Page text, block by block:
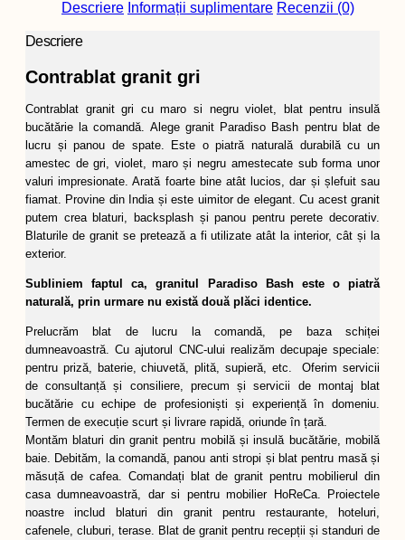
Descriere Informații suplimentare Recenzii (0)
Descriere
Contrablat granit gri
Contrablat granit gri cu maro si negru violet, blat pentru insulă
bucătărie la comandă. Alege granit Paradiso Bash pentru blat de
lucru și panou de spate. Este o piatră naturală durabilă cu un
amestec de gri, violet, maro și negru amestecate sub forma unor
valuri impresionate. Arată foarte bine atât lucios, dar și șlefuit sau
fiamat. Provine din India și este uimitor de elegant. Cu acest granit
putem crea blaturi, backsplash și panou pentru perete decorativ.
Blaturile de granit se pretează a fi utilizate atât la interior, cât și la
exterior.
Subliniem faptul ca, granitul Paradiso Bash este o piatră
naturală, prin urmare nu există două plăci identice.
Prelucrăm blat de lucru la comandă, pe baza schiței
dumneavoastră. Cu ajutorul CNC-ului realizăm decupaje speciale:
pentru priză, baterie, chiuvetă, plită, supieră, etc. Oferim servicii
de consultanță și consiliere, precum și servicii de montaj blat
bucătărie cu echipe de profesioniști și experiență în domeniu.
Termen de execuție scurt și livrare rapidă, oriunde în țară.
Montăm blaturi din granit pentru mobilă și insulă bucătărie, mobilă
baie. Debităm, la comandă, panou anti stropi și blat pentru masă și
măsuță de cafea. Comandați blat de granit pentru mobilierul din
casa dumneavoastră, dar si pentru mobilier HoReCa. Proiectele
noastre includ blaturi din granit pentru restaurante, hoteluri,
cafenele, cluburi, terase. Blat de granit pentru recepții și standuri de